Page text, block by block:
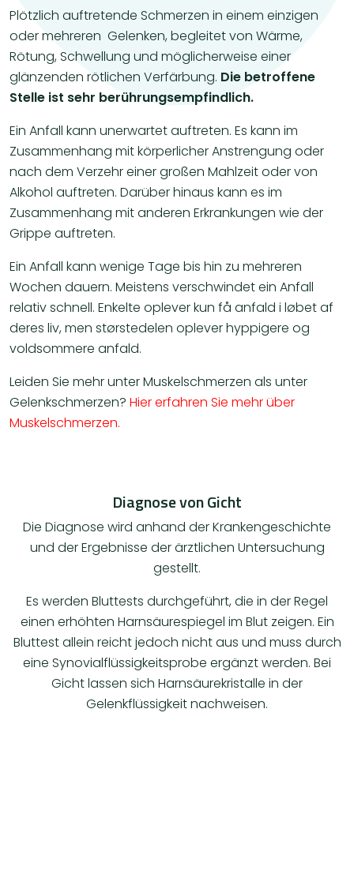
Plötzlich auftretende Schmerzen in einem einzigen
oder mehreren Gelenken, begleitet von Wärme,
Rötung, Schwellung und möglicherweise einer
glänzenden rötlichen Verfärbung. Die betroffene
Stelle ist sehr berührungsempfindlich.
Ein Anfall kann unerwartet auftreten. Es kann im
Zusammenhang mit körperlicher Anstrengung oder
nach dem Verzehr einer großen Mahlzeit oder von
Alkohol auftreten. Darüber hinaus kann es im
Zusammenhang mit anderen Erkrankungen wie der
Grippe auftreten.
Ein Anfall kann wenige Tage bis hin zu mehreren
Wochen dauern. Meistens verschwindet ein Anfall
relativ schnell. Enkelte oplever kun få anfald i løbet af
deres liv, men størstedelen oplever hyppigere og
voldsommere anfald.
Leiden Sie mehr unter Muskelschmerzen als unter
Gelenkschmerzen? Hier erfahren Sie mehr über
Muskelschmerzen.
Diagnose von Gicht
Die Diagnose wird anhand der Krankengeschichte
und der Ergebnisse der ärztlichen Untersuchung
gestellt.
Es werden Bluttests durchgeführt, die in der Regel
einen erhöhten Harnsäurespiegel im Blut zeigen. Ein
Bluttest allein reicht jedoch nicht aus und muss durch
eine Synovialflüssigkeitsprobe ergänzt werden. Bei
Gicht lassen sich Harnsäurekristalle in der
Gelenkflüssigkeit nachweisen.